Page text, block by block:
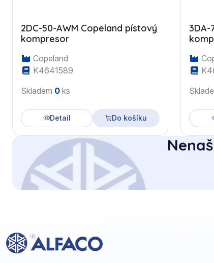
2DC-50-AWM Copeland pístový
kompresor
Copeland
K4641589
Skladem 0 ks
Detail Do košíku
3DA-